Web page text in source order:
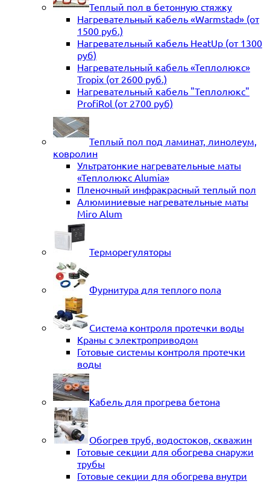
Теплый пол в бетонную стяжку
Нагревательный кабель «Warmstad» (от
1500 руб.)
Нагревательный кабель HeatUp (от 1300
руб)
Нагревательный кабель «Теплолюкс»
Tropix (от 2600 руб.)
Нагревательный кабель "Теплолюкс"
ProfiRol (от 2700 руб)
Теплый пол под ламинат, линолеум,
ковролин
Ультратонкие нагревательные маты
«Теплолюкс Alumia»
Пленочный инфракрасный теплый пол
Алюминиевые нагревательные маты
Miro Alum
Терморегуляторы
Фурнитура для теплого пола
Система контроля протечки воды
Краны с электроприводом
Готовые системы контроля протечки
воды
Кабель для прогрева бетона
Обогрев труб, водостоков, скважин
Готовые секции для обогрева снаружи
трубы
Готовые секции для обогрева внутри